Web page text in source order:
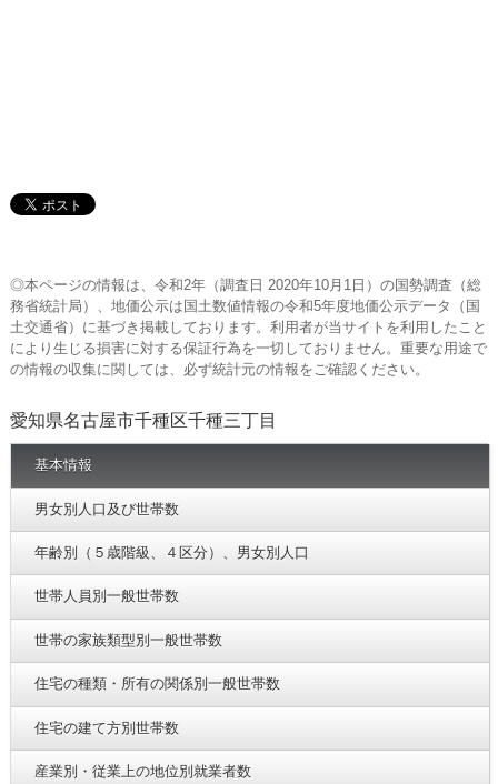
◎本ページの情報は、令和2年（調査日 2020年10月1日）の国勢調査（総
務省統計局）、地価公示は国土数値情報の令和5年度地価公示データ（国
土交通省）に基づき掲載しております。利用者が当サイトを利用したこと
により生じる損害に対する保証行為を一切しておりません。重要な用途で
の情報の収集に関しては、必ず統計元の情報をご確認ください。
愛知県名古屋市千種区千種三丁目
基本情報
男女別人口及び世帯数
年齢別（５歳階級、４区分）、男女別人口
世帯人員別一般世帯数
世帯の家族類型別一般世帯数
住宅の種類・所有の関係別一般世帯数
住宅の建て方別世帯数
産業別・従業上の地位別就業者数